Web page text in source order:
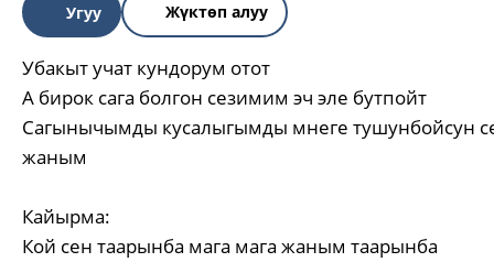
Угуу Жүктөп алуу
Убакыт учат кундорум отот
А бирок сага болгон сезимим эч эле бутпойт
Сагынычымды кусалыгымды мнеге тушунбойсун
жаным
Кайырма:
Кой сен таарынба мага мага жаным таарынба